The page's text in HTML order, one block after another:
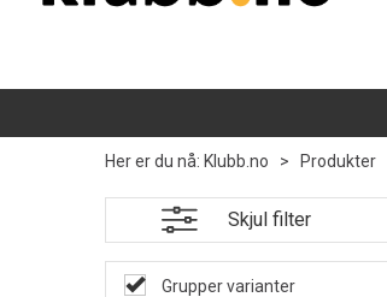
Her er du nå: Klubb.no > Produkter
Skjul filter
Grupper varianter